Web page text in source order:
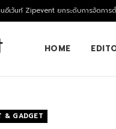
อีเว้นท์ Zipevent ยกระดับการจัดการ
HOME
& GADGET